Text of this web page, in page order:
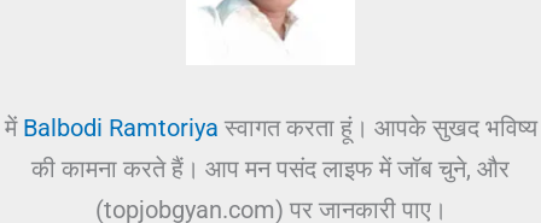
में Balbodi Ramtoriya स्वागत करता हूं। आपके सुखद भविष्य
की कामना करते हैं। आप मन पसंद लाइफ में जॉब चुने, और
(topjobgyan.com) पर जानकारी पाए।